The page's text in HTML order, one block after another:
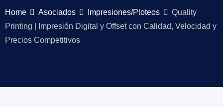
Home Asociados Impresiones/Ploteos
Quality
Printing | Impresión Digital y Offset con Calidad, Velocidad y
Precios Competitivos